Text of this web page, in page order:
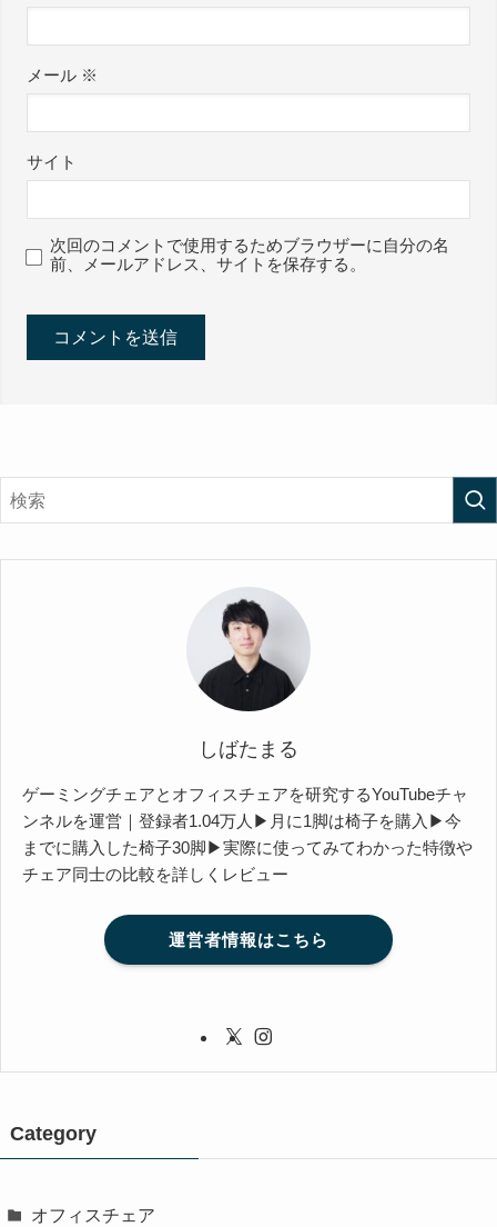
メール ※
サイト
次回のコメントで使用するためブラウザーに自分の名
前、メールアドレス、サイトを保存する。
しばたまる
ゲーミングチェアとオフィスチェアを研究するYouTubeチャ
ンネルを運営｜登録者1.04万人▶月に1脚は椅子を購入▶今
までに購入した椅子30脚▶実際に使ってみてわかった特徴や
チェア同士の比較を詳しくレビュー
運営者情報はこちら
Category
オフィスチェア